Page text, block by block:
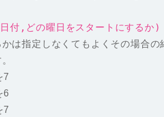
付,どの曜日をスタートにするか)
は指定しなくてもよくその場合
7
6
7